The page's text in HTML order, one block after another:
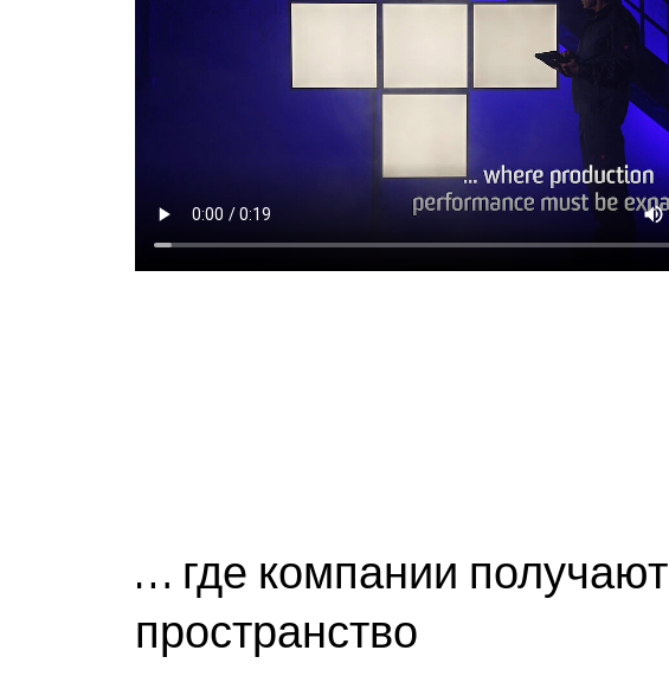
… где компании получают
пространство